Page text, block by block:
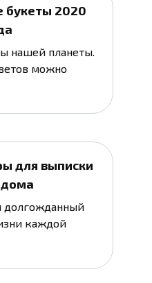
2020
нашей планеты.
можно
для выписки
долгожданный
каждой